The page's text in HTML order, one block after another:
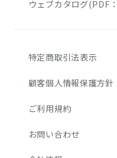
ウェブカタログ(PDF
特定商取引法表示
顧客個人情報保護方針
ご利用規約
お問い合わせ